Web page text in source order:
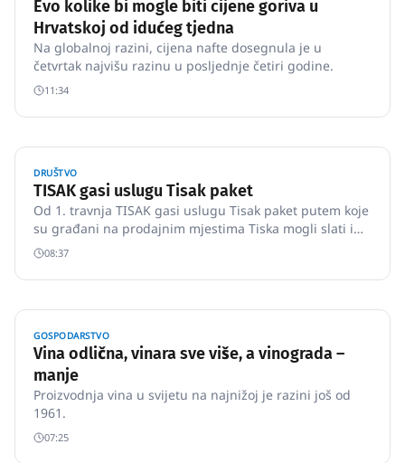
Sport
Kultura
Osmrtnice
Evo kolike bi mogle biti cijene goriva u
Hrvatskoj od idućeg tjedna
Na globalnoj razini, cijena nafte dosegnula je u
četvrtak najvišu razinu u posljednje četiri godine.
11:34
DRUŠTVO
TISAK gasi uslugu Tisak paket
Od 1. travnja TISAK gasi uslugu Tisak paket putem koje
su građani na prodajnim mjestima Tiska mogli slati i
preuzimati pakete na području cijele Hrvatske, javili su
iz tvrtke, piše Večernji list. Predaja novih paketa bit će
obustavljena od ponedjeljka, 16. ožujka, što znači …
08:37
GOSPODARSTVO
Vina odlična, vinara sve više, a vinograda –
manje
Proizvodnja vina u svijetu na najnižoj je razini još od
1961.
07:25